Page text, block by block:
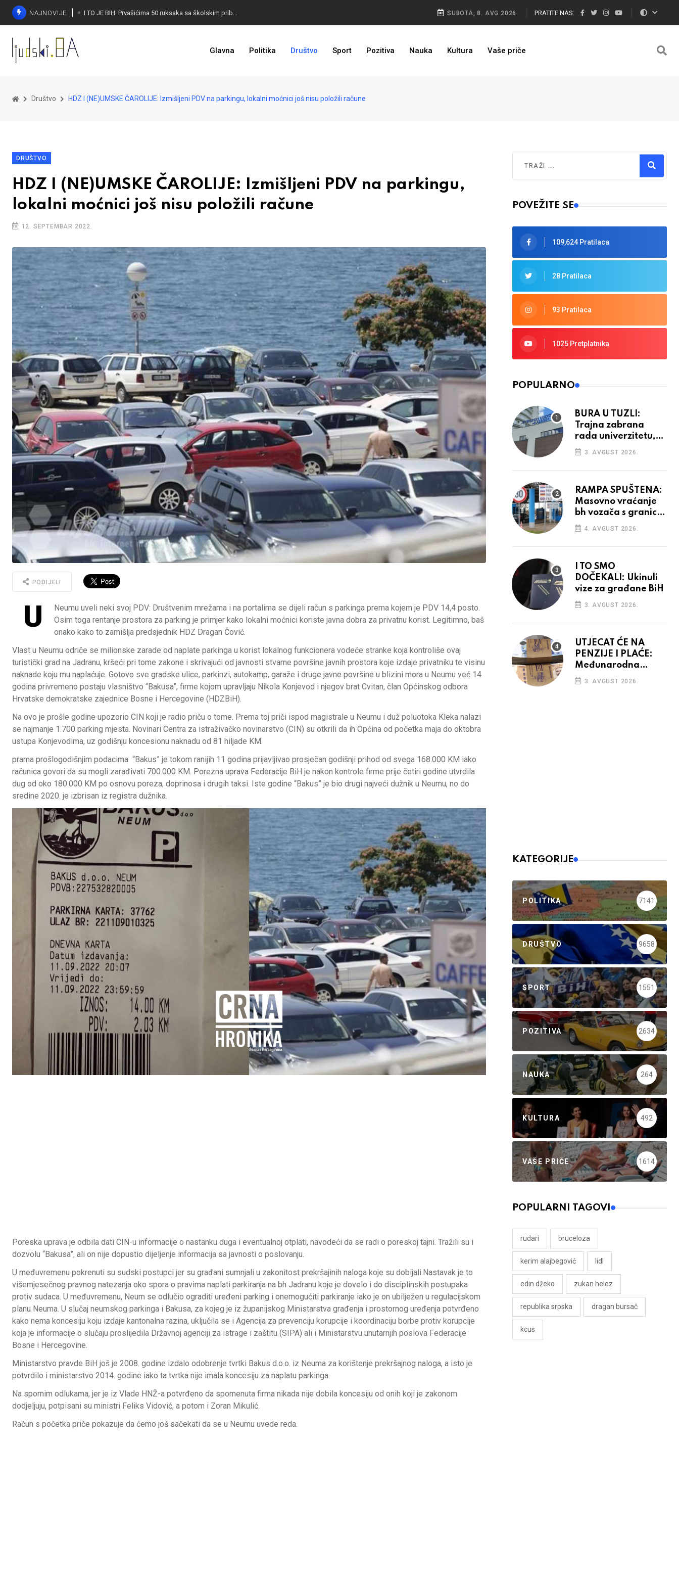
NAJNOVIJE
I TO SMO DOČEKALI: U 4 godine građanima u kantonu vraćeno više od 25 miliona KM
SUBOTA, 8. AVG 2026. PRATITE NAS:
Glavna Politika Društvo Sport Pozitiva Nauka Kultura Vaše priče
Društvo HDZ I (NE)UMSKE ČAROLIJE: Izmišljeni PDV na parkingu, lokalni moćnici još nisu položili račune
DRUŠTVO
HDZ I (NE)UMSKE ČAROLIJE: Izmišljeni PDV na parkingu,
lokalni moćnici još nisu položili račune
12. SEPTEMBAR 2022.
PODIJELI
U
Neumu uveli neki svoj PDV: Društvenim mrežama i na portalima se dijeli račun s parkinga prema kojem je PDV 14,4 posto.
Osim toga rentanje prostora za parking je primjer kako lokalni moćnici koriste javna dobra za privatnu korist. Legitimno, baš
onako kako to zamišlja predsjednik HDZ Dragan Čović.
Vlast u Neumu odriče se milionske zarade od naplate parkinga u korist lokalnog funkcionera vodeće stranke koja kontroliše ovaj
turistički grad na Jadranu, kršeći pri tome zakone i skrivajući od javnosti stvarne površine javnih prostora koje izdaje privatniku te visinu
naknade koju mu naplaćuje. Gotovo sve gradske ulice, parkinzi, autokamp, garaže i druge javne površine u blizini mora u Neumu već 14
godina privremeno postaju vlasništvo “Bakusa”, firme kojom upravljaju Nikola Konjevod i njegov brat Cvitan, član Općinskog odbora
Hrvatske demokratske zajednice Bosne i Hercegovine (HDZBiH).
Na ovo je prošle godine upozorio CIN koji je radio priču o tome. Prema toj priči ispod magistrale u Neumu i duž poluotoka Kleka nalazi
se najmanje 1.700 parking mjesta. Novinari Centra za istraživačko novinarstvo (CIN) su otkrili da ih Općina od početka maja do oktobra
ustupa Konjevodima, uz godišnju koncesionu naknadu od 81 hiljade KM.
prama prošlogodišnjim podacima “Bakus” je tokom ranijih 11 godina prijavljivao prosječan godišnji prihod od svega 168.000 KM iako
računica govori da su mogli zarađivati 700.000 KM. Porezna uprava Federacije BiH je nakon kontrole firme prije četiri godine utvrdila
dug od oko 180.000 KM po osnovu poreza, doprinosa i drugih taksi. Iste godine “Bakus” je bio drugi najveći dužnik u Neumu, no do
sredine 2020. je izbrisan iz registra dužnika.
Poreska uprava je odbila dati CIN-u informacije o nastanku duga i eventualnoj otplati, navodeći da se radi o poreskoj tajni. Tražili su i
dozvolu “Bakusa”, ali on nije dopustio dijeljenje informacija sa javnosti o poslovanju.
U međuvremenu pokrenuti su sudski postupci jer su građani sumnjali u zakonitost prekršajinih naloga koje su dobijali.Nastavak je to
višemjesečnog pravnog natezanja oko spora o pravima naplati parkiranja na bh Jadranu koje je dovelo i do disciplinskih postupaka
protiv sudaca. U međuvremenu, Neum se odlučio ograditi uređeni parking i onemogućiti parkiranje iako je on ubilježen u regulacijskom
planu Neuma. U slučaj neumskog parkinga i Bakusa, za kojeg je iz županijskog Ministarstva građenja i prostornog uređenja potvrđeno
kako nema koncesiju koju izdaje kantonalna razina, uključila se i Agencija za prevenciju korupcije i koordinaciju borbe protiv korupcije
koja je informacije o slučaju proslijedila Državnoj agenciji za istrage i zaštitu (SIPA) ali i Ministarstvu unutarnjih poslova Federacije
Bosne i Hercegovine.
Ministarstvo pravde BiH još je 2008. godine izdalo odobrenje tvrtki Bakus d.o.o. iz Neuma za korištenje prekršajnog naloga, a isto je
potvrdilo i ministarstvo 2014. godine iako ta tvrtka nije imala koncesiju za naplatu parkinga.
Na spornim odlukama, jer je iz Vlade HNŽ-a potvrđeno da spomenuta firma nikada nije dobila koncesiju od onih koji je zakonom
dodjeljuju, potpisani su ministri Feliks Vidović, a potom i Zoran Mikulić.
Račun s početka priče pokazuje da ćemo još sačekati da se u Neumu uvede reda.
Type 2 or more characters for results.
POVEŽITE SE
109,624 Pratilaca
28 Pratilaca
93 Pratilaca
1025 Pretplatnika
POPULARNO
BURA U TUZLI:
Trajna zabrana
rada univerzitetu,
provedba sudskih
odluka
3. AVGUST 2026.
RAMPA SPUŠTENA:
Masovno vraćanje
bh vozača s granica
EU, protesti na
vidiku
4. AVGUST 2026.
I TO SMO
DOČEKALI: Ukinuli
vize za građane BiH
3. AVGUST 2026.
UTJECAT ĆE NA
PENZIJE I PLAĆE:
Međunarodna
agencija potvrdila
kreditni rejting BiH
3. AVGUST 2026.
KATEGORIJE
POLITIKA 7141
DRUŠTVO 9658
SPORT 1551
POZITIVA 2634
NAUKA 264
KULTURA 492
VAŠE PRIČE 1614
POPULARNI TAGOVI
rudari bruceloza
kerim alajbegović lidl
edin džeko zukan helez
republika srpska dragan bursač
kcus